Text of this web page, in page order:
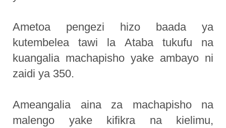
Ametoa pengezi hizo baada ya
kutembelea tawi la Ataba tukufu na
kuangalia machapisho yake ambayo ni
zaidi ya 350.
Ameangalia aina za machapisho na
malengo yake kifikra na kielimu,